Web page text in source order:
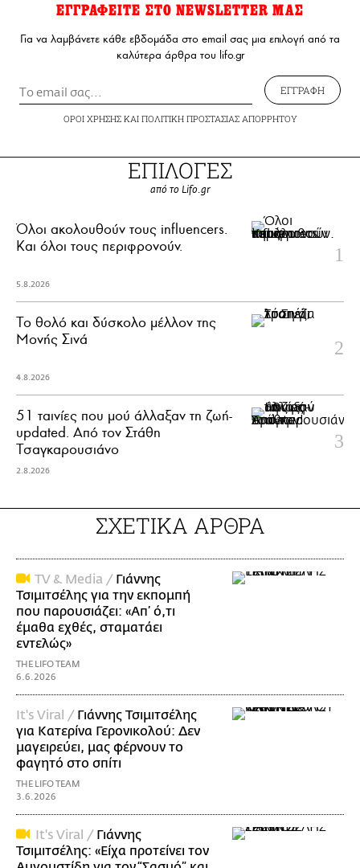
ΕΓΓΡΑΦΕΙΤΕ ΣΤΟ NEWSLETTER ΜΑΣ
Για να λαμβάνετε κάθε εβδομάδα στο email σας μια επιλογή από τα
καλύτερα άρθρα του lifo.gr
ΕΓΓΡΑΦΗ
ΟΡΟΙ ΧΡΗΣΗΣΚΑΙ ΠΟΛΙΤΙΚΗ ΠΡΟΣΤΑΣΙΑΣ ΑΠΟΡΡΗΤΟΥ
ΕΠΙΛΟΓΕΣ
από το Lifo.gr
Όλοι ακολουθούν τους influencers.
Και όλοι τους περιφρονούν.
5.8.2026
Το θολό και δύσκολο μέλλον της
Μονής Σινά
4.8.2026
51 ταινίες που μού άλλαξαν τη ζωή-
updated. Aπό τον Στάθη
Τσαγκαρουσιάνο
2.8.2026
ΣΧΕΤΙΚΑ ΑΡΘΡΑ
TV & Media / Γιάννης
Τσιμιτσέλης για την εκπομπή
που παρουσιάζει: «Απ’ ό,τι
έμαθα εχθές, σταματάει
εντελώς»
THE LIFO TEAM
6.6.2026
It's Viral / Γιάννης Τσιμιτσέλης
για Κατερίνα Γερονικολού: Δεν
μαγειρεύει, μας φέρνουν το
φαγητό στο σπίτι
THE LIFO TEAM
3.6.2026
It's Viral / Γιάννης
Τσιμιτσέλης: «Είχα προτείνει τον